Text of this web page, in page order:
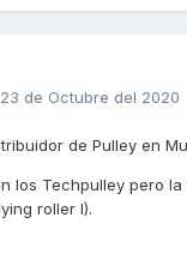
23 de Octubre del 2020
de Pulley en
los Techpulley pero
roller I).